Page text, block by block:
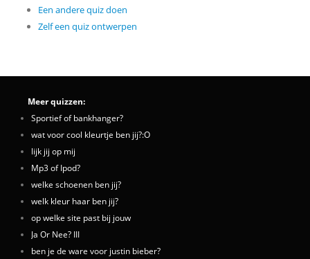
Een andere quiz doen
Zelf een quiz ontwerpen
Meer quizzen:
Sportief of bankhanger?
wat voor cool kleurtje ben jij?:O
lijk jij op mij
Mp3 of Ipod?
welke schoenen ben jij?
welk kleur haar ben jij?
op welke site past bij jouw
Ja Or Nee? III
ben je de ware voor justin bieber?